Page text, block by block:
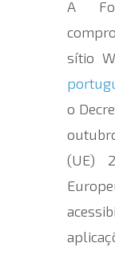
A
sítio
o
(UE)